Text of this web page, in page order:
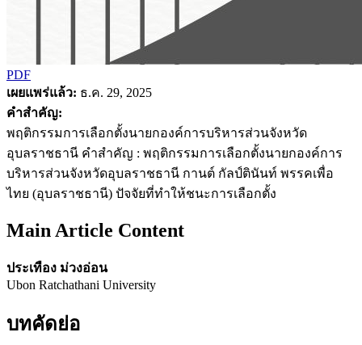
PDF
เผยแพร่แล้ว: ธ.ค. 29, 2025
คำสำคัญ:
พฤติกรรมการเลือกตั้งนายกองค์การบริหารส่วนจังหวัด
อุบลราชธานี คำสำคัญ : พฤติกรรมการเลือกตั้งนายกองค์การ
บริหารส่วนจังหวัดอุบลราชธานี กานต์ กัลป์ตินันท์ พรรคเพื่อ
ไทย (อุบลราชธานี) ปัจจัยที่ทำให้ชนะการเลือกตั้ง
Main Article Content
ประเทือง ม่วงอ่อน
Ubon Ratchathani University
บทคัดย่อ